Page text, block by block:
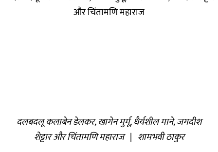
दलबदलू कलाबेन डेलकर, खागेन मुर्मू, धैर्यशील माने, जगदीश
शेट्टार और चिंतामणि महाराज | शामभवी ठाकुर